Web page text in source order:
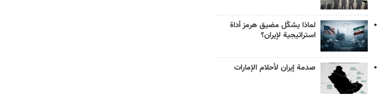
لماذا يشكّل مضيق هرمز أداة
استراتيجية لإيران؟
صدمة إيران لأحلام الإمارات